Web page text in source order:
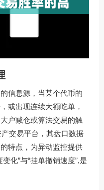
信息源，当某个代币的
或出现连续大额吃单，
户减仓或算法交易的触
交易平台，其盘口数据
特点，为异动监控提供
化”与“挂单撤销速度”,是